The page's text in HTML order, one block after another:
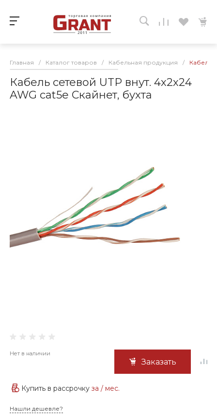
Главная / Каталог товаров / Кабельная продукция / Кабель
Кабель сетевой UTP внут. 4х2х24
AWG cat5e Скайнет, бухта
Нет в наличии
Заказать
Купить в рассрочку за / мес.
Нашли дешевле?